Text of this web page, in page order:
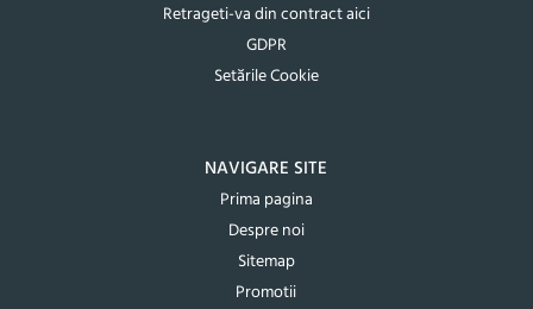
Retrageti-va din contract aici
GDPR
Setările Cookie
NAVIGARE SITE
Prima pagina
Despre noi
Sitemap
Promotii